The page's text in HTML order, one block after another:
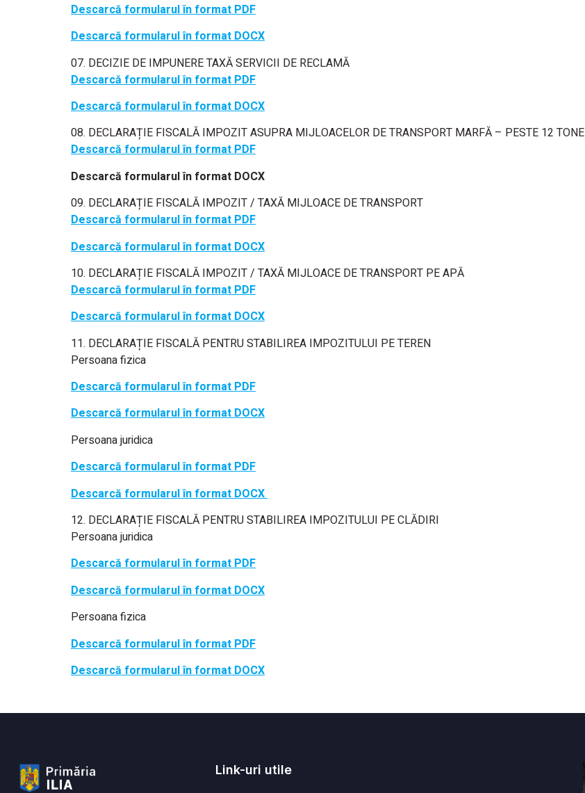
Descarcă formularul în format PDF
Descarcă formularul în format DOCX
07. DECIZIE DE IMPUNERE TAXĂ SERVICII DE RECLAMĂ
Descarcă formularul în format PDF
Descarcă formularul în format DOCX
08. DECLARAȚIE FISCALĂ IMPOZIT ASUPRA MIJLOACELOR DE TRANSPORT MARFĂ – PESTE 12 TONE
Descarcă formularul în format PDF
Descarcă formularul în format DOCX
09. DECLARAȚIE FISCALĂ IMPOZIT / TAXĂ MIJLOACE DE TRANSPORT
Descarcă formularul în format PDF
Descarcă formularul în format DOCX
10. DECLARAȚIE FISCALĂ IMPOZIT / TAXĂ MIJLOACE DE TRANSPORT PE APĂ
Descarcă formularul în format PDF
Descarcă formularul în format DOCX
11. DECLARAȚIE FISCALĂ PENTRU STABILIREA IMPOZITULUI PE TEREN
Persoana fizica
Descarcă formularul în format PDF
Descarcă formularul în format DOCX
Persoana juridica
Descarcă formularul în format PDF
Descarcă formularul în format DOCX
12. DECLARAȚIE FISCALĂ PENTRU STABILIREA IMPOZITULUI PE CLĂDIRI
Persoana juridica
Descarcă formularul în format PDF
Descarcă formularul în format DOCX
Persoana fizica
Descarcă formularul în format PDF
Descarcă formularul în format DOCX
Link-uri utile